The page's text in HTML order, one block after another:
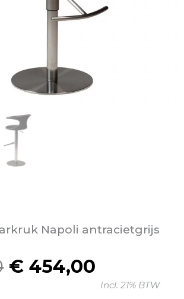
Napoli antracietgrijs
Oorspronkelijke
€ 454,00
Huidige
Incl. 21% BTW